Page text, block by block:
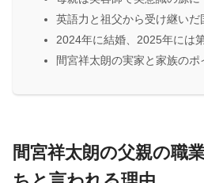
英語力と祖父から受け継いだ
2024年に結婚、2025年には
間宮祥太朗の実家と家族のポ
間宮祥太朗の父親の職